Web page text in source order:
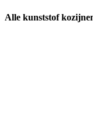
Alle kunststof